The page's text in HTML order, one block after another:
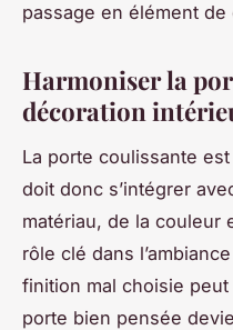
passage en élément
Harmoniser la
décoration
La porte coulissante
doit donc s’intégrer
matériau, de la couleur
rôle clé dans
finition mal choisie peut
porte bien pensée